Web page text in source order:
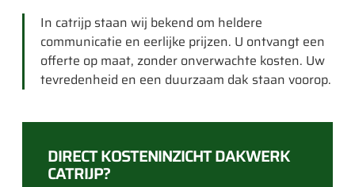
In catrijp staan wij bekend om heldere
communicatie en eerlijke prijzen. U ontvangt een
offerte op maat, zonder onverwachte kosten. Uw
tevredenheid en een duurzaam dak staan voorop.
DIRECT KOSTENINZICHT DAKWERK
CATRIJP?